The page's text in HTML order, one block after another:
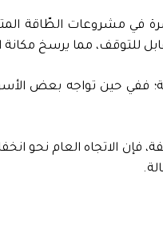
في مشروعات الطّاقة
للتوقف، مما يرسخ
ففي حين تواجه
الاتجاه العام نحو